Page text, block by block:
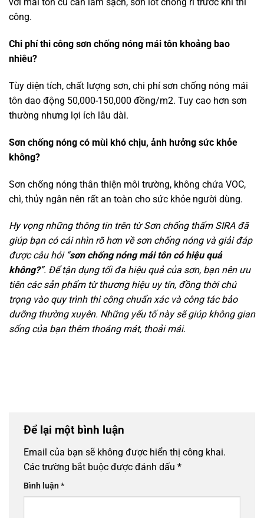
với mái tôn cũ cần làm sạch, sơn lót chống rỉ trước khi thi
công.
Chi phí thi công sơn chống nóng mái tôn khoảng bao
nhiêu?
Tùy diện tích, chất lượng sơn, chi phí sơn chống nóng mái
tôn dao động 50,000-150,000 đồng/m2. Tuy cao hơn sơn
thường nhưng lợi ích lâu dài.
Sơn chống nóng có mùi khó chịu, ảnh hưởng sức khỏe
không?
Sơn chống nóng thân thiện môi trường, không chứa VOC,
chì, thủy ngân nên rất an toàn cho sức khỏe người dùng.
Hy vọng những thông tin trên từ Sơn chống thấm SIRA đã
giúp bạn có cái nhìn rõ hơn về sơn chống nóng và giải đáp
được câu hỏi “sơn chống nóng mái tôn có hiệu quả
không?”. Để tận dụng tối đa hiệu quả của sơn, bạn nên ưu
tiên các sản phẩm từ thương hiệu uy tín, đồng thời chú
trọng vào quy trình thi công chuẩn xác và công tác bảo
dưỡng thường xuyên. Những yếu tố này sẽ giúp không gian
sống của bạn thêm thoáng mát, thoải mái.
Để lại một bình luận
Email của bạn sẽ không được hiển thị công khai.
Các trường bắt buộc được đánh dấu *
Bình luận*